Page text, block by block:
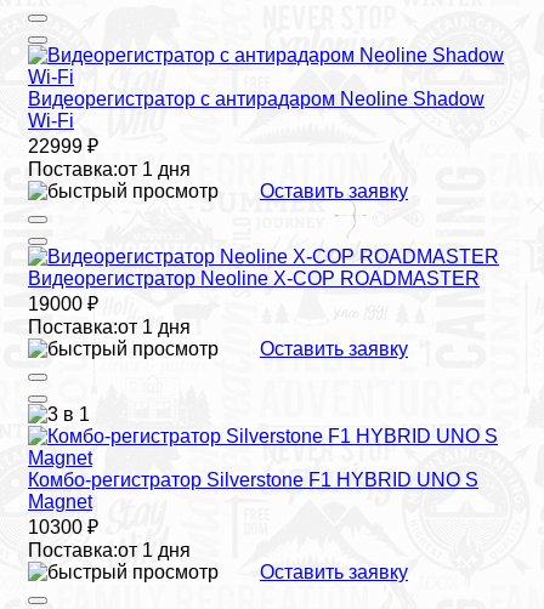
Видеорегистратор с антирадаром Neoline Shadow
Wi-Fi
22999 ₽
Поставка:от 1 дня
Оставить заявку
Видеорегистратор Neoline X-COP ROADMASTER
19000 ₽
Поставка:от 1 дня
Оставить заявку
Комбо-регистратор Silverstone F1 HYBRID UNO S
Magnet
10300 ₽
Поставка:от 1 дня
Оставить заявку